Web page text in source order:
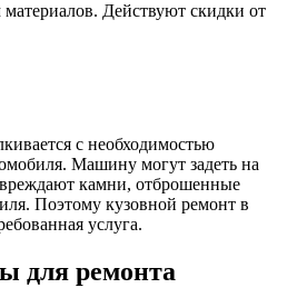
Действуют скидки от
с необходимостью
Машину могут задеть на
камни, отброшенные
Поэтому кузовной ремонт в
услуга.
для ремонта